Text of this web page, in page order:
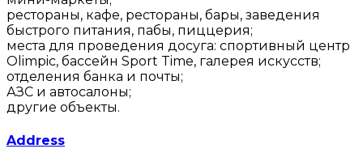
рестораны, кафе, рестораны, бары, заведения
быстрого питания, пабы, пиццерия;
места для проведения досуга: спортивный центр
Olimpic, бассейн Sport Time, галерея искусств;
отделения банка и почты;
АЗС и автосалоны;
другие объекты.
Address